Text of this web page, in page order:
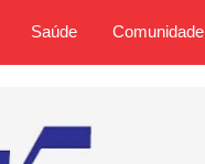
Saúde Comunidade